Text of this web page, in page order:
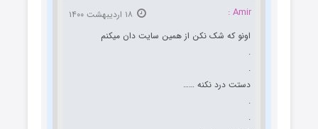
Amir :
اونو که شک نکن از همین سایت دان میکنم
.
.
دستت درد نکنه ……
.
.